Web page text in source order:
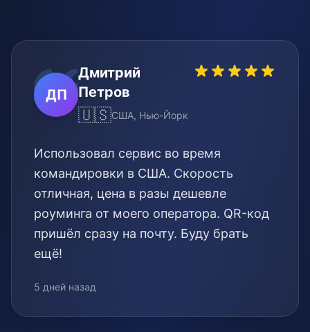
ДП
Дмитрий
Петров
🇺🇸США, Нью-Йорк
Использовал сервис во время
командировки в США. Скорость
отличная, цена в разы дешевле
роуминга от моего оператора. QR-код
пришёл сразу на почту. Буду брать
ещё!
5 дней назад